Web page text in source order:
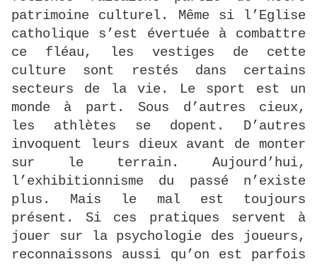
patrimoine culturel. Même si l’Eglise
catholique s’est évertuée à combattre
ce fléau, les vestiges de cette
culture sont restés dans certains
secteurs de la vie. Le sport est un
monde à part. Sous d’autres cieux,
les athlètes se dopent. D’autres
invoquent leurs dieux avant de monter
sur le terrain. Aujourd’hui,
l’exhibitionnisme du passé n’existe
plus. Mais le mal est toujours
présent. Si ces pratiques servent à
jouer sur la psychologie des joueurs,
reconnaissons aussi qu’on est parfois